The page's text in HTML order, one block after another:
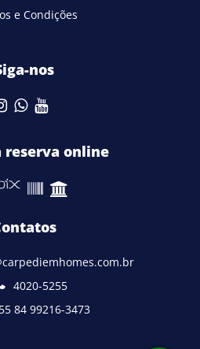
e Condições
nos
reserva online
4020-5255
84 99216-3473